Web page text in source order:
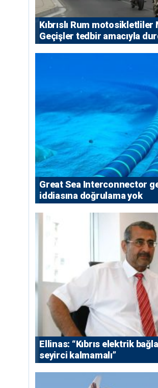
Kıbrıslı Rum motosikletliler
Geçişler tedbir amacıyla
Great Sea Interconnector
iddiasına doğrulama yok
Ellinas: “Kıbrıs elektrik
seyirci kalmamalı”